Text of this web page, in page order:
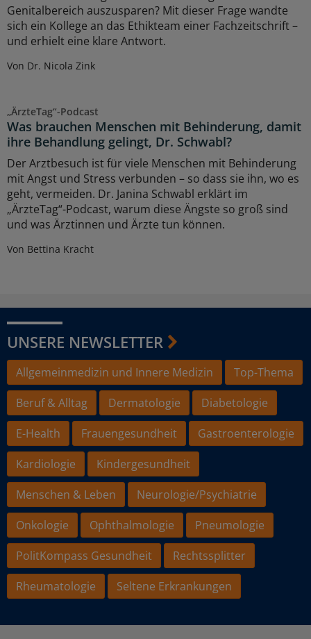
Genitalbereich auszusparen? Mit dieser Frage wandte
sich ein Kollege an das Ethikteam einer Fachzeitschrift –
und erhielt eine klare Antwort.
Von Dr. Nicola Zink
„ÄrzteTag“-Podcast
Was brauchen Menschen mit Behinderung, damit
ihre Behandlung gelingt, Dr. Schwabl?
Der Arztbesuch ist für viele Menschen mit Behinderung
mit Angst und Stress verbunden – so dass sie ihn, wo es
geht, vermeiden. Dr. Janina Schwabl erklärt im
„ÄrzteTag“-Podcast, warum diese Ängste so groß sind
und was Ärztinnen und Ärzte tun können.
Von Bettina Kracht
UNSERE NEWSLETTER
Allgemeinmedizin und Innere Medizin
Top-Thema
Beruf & Alltag
Dermatologie
Diabetologie
E-Health
Frauengesundheit
Gastroenterologie
Kardiologie
Kindergesundheit
Menschen & Leben
Neurologie/Psychiatrie
Onkologie
Ophthalmologie
Pneumologie
PolitKompass Gesundheit
Rechtssplitter
Rheumatologie
Seltene Erkrankungen